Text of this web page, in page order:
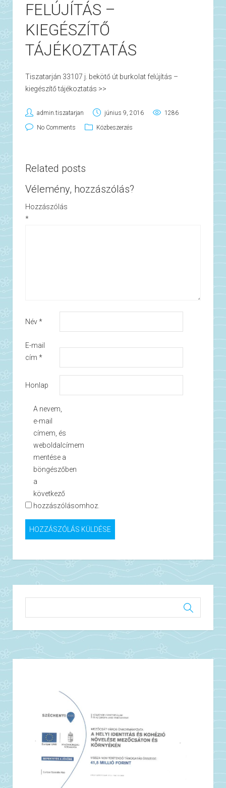
FELÚJÍTÁS –
KIEGÉSZÍTŐ
TÁJÉKOZTATÁS
Tiszatarján 33107 j. bekötő út burkolat felújítás –
kiegészítő tájékoztatás >>
admin.tiszatarjan június 9, 2016 1286
No Comments Közbeszerzés
Related posts
Vélemény, hozzászólás?
Hozzászólás
*
Név*
E-mail
cím *
Honlap
A nevem,
e-mail
címem, és
weboldalcímem
mentése a
böngészőben
a
következő
hozzászólásomhoz.